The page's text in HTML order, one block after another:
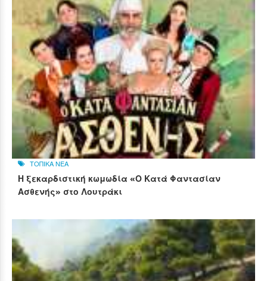
ΤΟΠΙΚΑ ΝΕΑ
Η ξεκαρδιστική κωμωδία «Ο Κατά Φαντασίαν
Ασθενής» στο Λουτράκι